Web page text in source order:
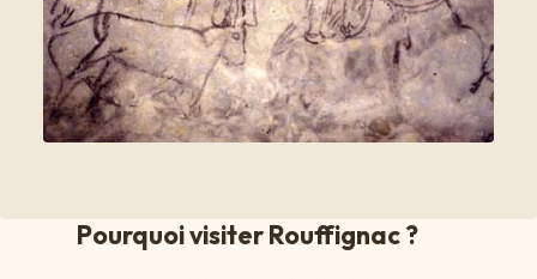
Pourquoi visiter Rouffignac ?